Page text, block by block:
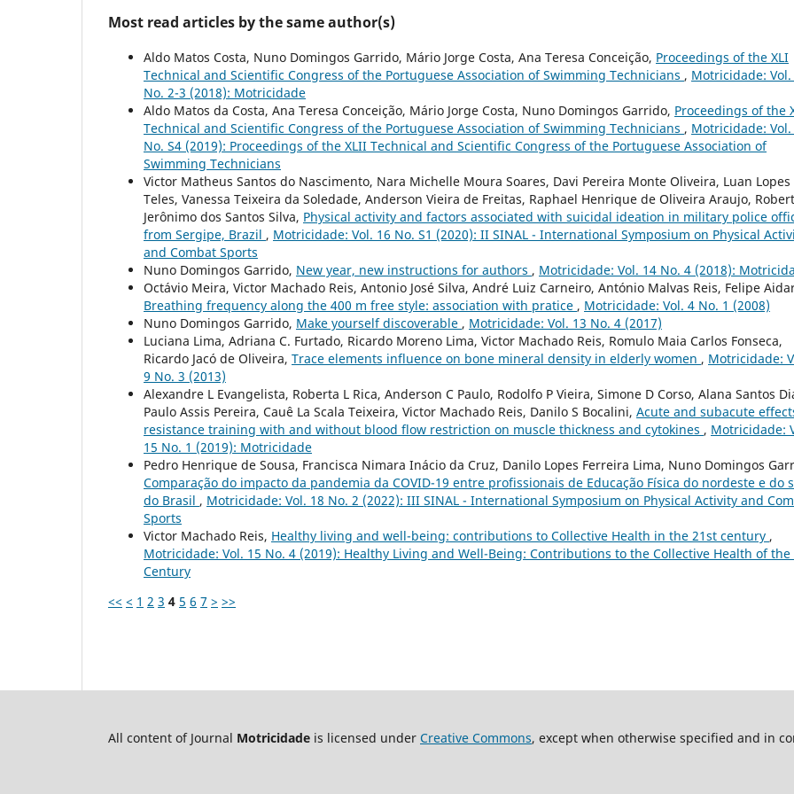
Most read articles by the same author(s)
Aldo Matos Costa, Nuno Domingos Garrido, Mário Jorge Costa, Ana Teresa Conceição, Proceedings of the XLI
Technical and Scientific Congress of the Portuguese Association of Swimming Technicians , Motricidade: Vol.
No. 2-3 (2018): Motricidade
Aldo Matos da Costa, Ana Teresa Conceição, Mário Jorge Costa, Nuno Domingos Garrido, Proceedings of the
Technical and Scientific Congress of the Portuguese Association of Swimming Technicians , Motricidade: Vol.
No. S4 (2019): Proceedings of the XLII Technical and Scientific Congress of the Portuguese Association of
Swimming Technicians
Victor Matheus Santos do Nascimento, Nara Michelle Moura Soares, Davi Pereira Monte Oliveira, Luan Lopes
Teles, Vanessa Teixeira da Soledade, Anderson Vieira de Freitas, Raphael Henrique de Oliveira Araujo,
Jerônimo dos Santos Silva, Physical activity and factors associated with suicidal ideation in military police
from Sergipe, Brazil , Motricidade: Vol. 16 No. S1 (2020): II SINAL - International Symposium on Physical
and Combat Sports
Nuno Domingos Garrido, New year, new instructions for authors , Motricidade: Vol. 14 No. 4 (2018):
Octávio Meira, Victor Machado Reis, Antonio José Silva, André Luiz Carneiro, António Malvas Reis, Felipe
Breathing frequency along the 400 m free style: association with pratice , Motricidade: Vol. 4 No. 1 (2008)
Nuno Domingos Garrido, Make yourself discoverable , Motricidade: Vol. 13 No. 4 (2017)
Luciana Lima, Adriana C. Furtado, Ricardo Moreno Lima, Victor Machado Reis, Romulo Maia Carlos Fonseca,
Ricardo Jacó de Oliveira, Trace elements influence on bone mineral density in elderly women , Motricidade:
9 No. 3 (2013)
Alexandre L Evangelista, Roberta L Rica, Anderson C Paulo, Rodolfo P Vieira, Simone D Corso, Alana Santos
Paulo Assis Pereira, Cauê La Scala Teixeira, Victor Machado Reis, Danilo S Bocalini, Acute and subacute
resistance training with and without blood flow restriction on muscle thickness and cytokines , Motricidade:
15 No. 1 (2019): Motricidade
Pedro Henrique de Sousa, Francisca Nimara Inácio da Cruz, Danilo Lopes Ferreira Lima, Nuno Domingos
Comparação do impacto da pandemia da COVID-19 entre profissionais de Educação Física do nordeste e do
do Brasil , Motricidade: Vol. 18 No. 2 (2022): III SINAL - International Symposium on Physical Activity and
Sports
Victor Machado Reis, Healthy living and well-being: contributions to Collective Health in the 21st century ,
Motricidade: Vol. 15 No. 4 (2019): Healthy Living and Well-Being: Contributions to the Collective Health of the
Century
<< < 1 2 3 4 5 6 7 > >>
All content of Journal Motricidade is licensed under Creative Commons, except when otherwise specified and in